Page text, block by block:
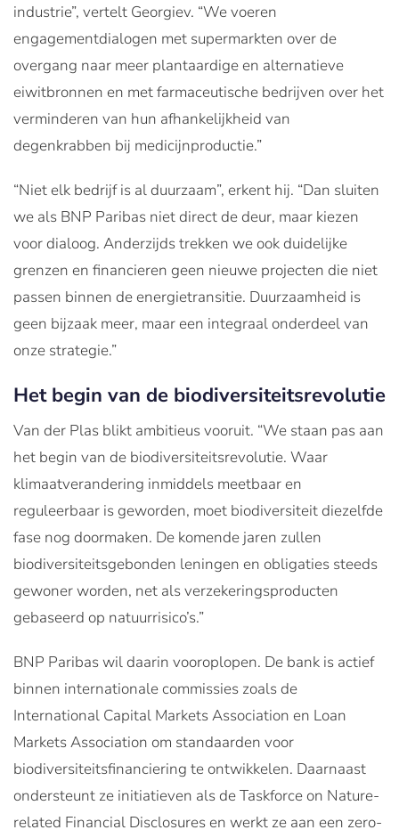
industrie”, vertelt Georgiev. “We voeren
engagementdialogen met supermarkten over de
overgang naar meer plantaardige en alternatieve
eiwitbronnen en met farmaceutische bedrijven over het
verminderen van hun afhankelijkheid van
degenkrabben bij medicijnproductie.”
“Niet elk bedrijf is al duurzaam”, erkent hij. “Dan sluiten
we als BNP Paribas niet direct de deur, maar kiezen
voor dialoog. Anderzijds trekken we ook duidelijke
grenzen en financieren geen nieuwe projecten die niet
passen binnen de energietransitie. Duurzaamheid is
geen bijzaak meer, maar een integraal onderdeel van
onze strategie.”
Het begin van de biodiversiteitsrevolutie
Van der Plas blikt ambitieus vooruit. “We staan pas aan
het begin van de biodiversiteitsrevolutie. Waar
klimaatverandering inmiddels meetbaar en
reguleerbaar is geworden, moet biodiversiteit diezelfde
fase nog doormaken. De komende jaren zullen
biodiversiteitsgebonden leningen en obligaties steeds
gewoner worden, net als verzekeringsproducten
gebaseerd op natuurrisico’s.”
BNP Paribas wil daarin vooroplopen. De bank is actief
binnen internationale commissies zoals de
International Capital Markets Association en Loan
Markets Association om standaarden voor
biodiversiteitsfinanciering te ontwikkelen. Daarnaast
ondersteunt ze initiatieven als de Taskforce on Nature-
related Financial Disclosures en werkt ze aan een zero-